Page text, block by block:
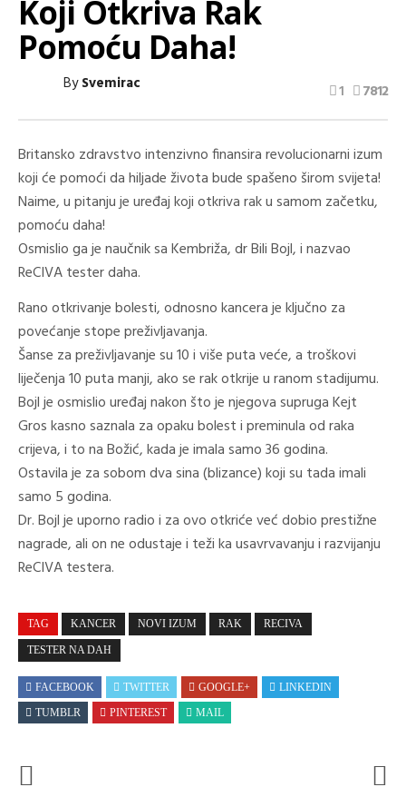
Koji Otkriva Rak
Pomoću Daha!
BySvemirac 7812
1
Britansko zdravstvo intenzivno finansira revolucionarni izum
koji će pomoći da hiljade života bude spašeno širom svijeta!
Naime, u pitanju je uređaj koji otkriva rak u samom začetku,
pomoću daha!
Osmislio ga je naučnik sa Kembriža, dr Bili Bojl, i nazvao
ReCIVA tester daha.
Rano otkrivanje bolesti, odnosno kancera je ključno za
povećanje stope preživljavanja.
Šanse za preživljavanje su 10 i više puta veće, a troškovi
liječenja 10 puta manji, ako se rak otkrije u ranom stadijumu.
Bojl je osmislio uređaj nakon što je njegova supruga Kejt
Gros kasno saznala za opaku bolest i preminula od raka
crijeva, i to na Božić, kada je imala samo 36 godina.
Ostavila je za sobom dva sina (blizance) koji su tada imali
samo 5 godina.
Dr. Bojl je uporno radio i za ovo otkriće već dobio prestižne
nagrade, ali on ne odustaje i teži ka usavrvavanju i razvijanju
ReCIVA testera.
TAG KANCER NOVI IZUM RAK RECIVA
TESTER NA DAH
FACEBOOK TWITTER GOOGLE+
LINKEDIN
TUMBLR
PINTEREST MAIL